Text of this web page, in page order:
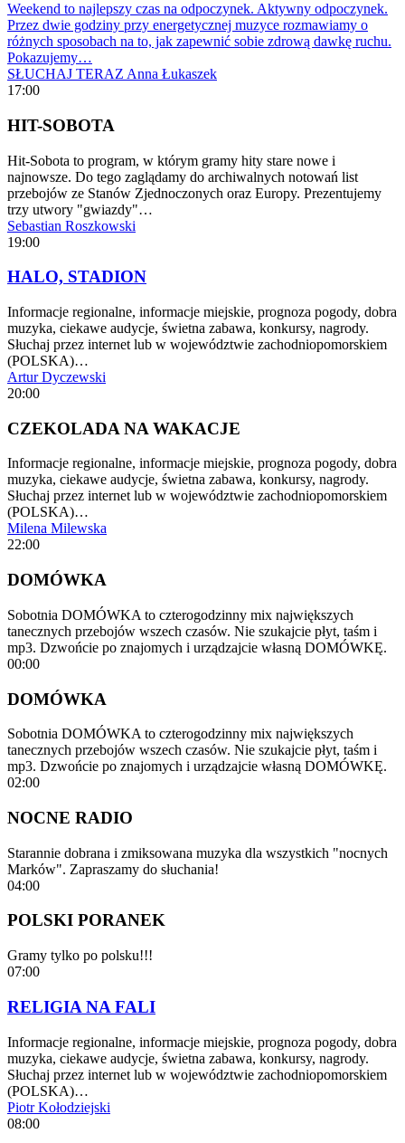
Weekend to najlepszy czas na odpoczynek. Aktywny odpoczynek.
Przez dwie godziny przy energetycznej muzyce rozmawiamy o
różnych sposobach na to, jak zapewnić sobie zdrową dawkę ruchu.
Pokazujemy…
SŁUCHAJ TERAZ Anna Łukaszek
17:00
HIT-SOBOTA
Hit-Sobota to program, w którym gramy hity stare nowe i
najnowsze. Do tego zaglądamy do archiwalnych notowań list
przebojów ze Stanów Zjednoczonych oraz Europy. Prezentujemy
trzy utwory "gwiazdy"…
Sebastian Roszkowski
19:00
HALO, STADION
Informacje regionalne, informacje miejskie, prognoza pogody, dobra
muzyka, ciekawe audycje, świetna zabawa, konkursy, nagrody.
Słuchaj przez internet lub w województwie zachodniopomorskiem
(POLSKA)…
Artur Dyczewski
20:00
CZEKOLADA NA WAKACJE
Informacje regionalne, informacje miejskie, prognoza pogody, dobra
muzyka, ciekawe audycje, świetna zabawa, konkursy, nagrody.
Słuchaj przez internet lub w województwie zachodniopomorskiem
(POLSKA)…
Milena Milewska
22:00
DOMÓWKA
Sobotnia DOMÓWKA to czterogodzinny mix największych
tanecznych przebojów wszech czasów. Nie szukajcie płyt, taśm i
mp3. Dzwońcie po znajomych i urządzajcie własną DOMÓWKĘ.
00:00
DOMÓWKA
Sobotnia DOMÓWKA to czterogodzinny mix największych
tanecznych przebojów wszech czasów. Nie szukajcie płyt, taśm i
mp3. Dzwońcie po znajomych i urządzajcie własną DOMÓWKĘ.
02:00
NOCNE RADIO
Starannie dobrana i zmiksowana muzyka dla wszystkich "nocnych
Marków". Zapraszamy do słuchania!
04:00
POLSKI PORANEK
Gramy tylko po polsku!!!
07:00
RELIGIA NA FALI
Informacje regionalne, informacje miejskie, prognoza pogody, dobra
muzyka, ciekawe audycje, świetna zabawa, konkursy, nagrody.
Słuchaj przez internet lub w województwie zachodniopomorskiem
(POLSKA)…
Piotr Kołodziejski
08:00